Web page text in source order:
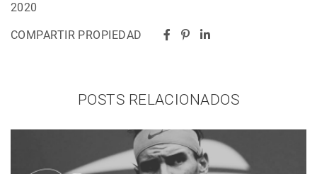
2020
COMPARTIR PROPIEDAD
POSTS RELACIONADOS